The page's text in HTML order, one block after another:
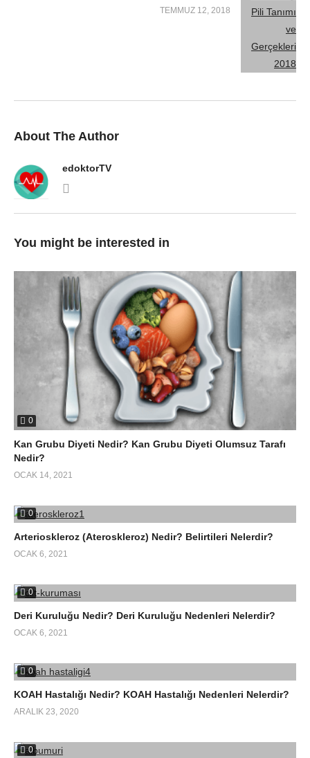
TEMMUZ 12, 2018
About The Author
edoktorTV
You might be interested in
0
Kan Grubu Diyeti Nedir? Kan Grubu Diyeti Olumsuz Tarafı
Nedir?
OCAK 14, 2021
0
Arterioskleroz (Ateroskleroz) Nedir? Belirtileri Nelerdir?
OCAK 6, 2021
0
Deri Kuruluğu Nedir? Deri Kuruluğu Nedenleri Nelerdir?
OCAK 6, 2021
0
KOAH Hastalığı Nedir? KOAH Hastalığı Nedenleri Nelerdir?
ARALIK 23, 2020
0